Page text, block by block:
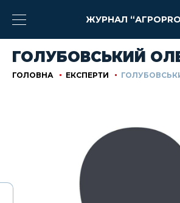
ЖУРНАЛ
ГОЛУБОВСЬКИЙ
ГОЛОВНА ЕКСПЕРТИ